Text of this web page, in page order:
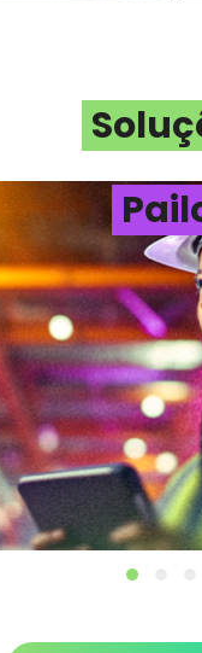
(IA)
com a
Artificial